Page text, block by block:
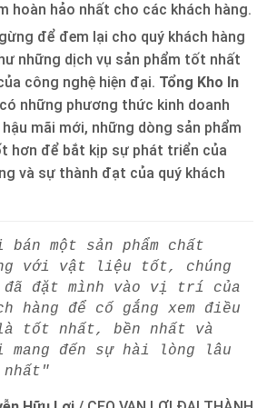
hoàn hảo nhất cho các khách hàng.
để đem lại cho quý khách hàng
những dịch vụ sản phẩm tốt nhất
công nghệ hiện đại. Tổng Kho In
những phương thức kinh doanh
mãi mới, những dòng sản phẩm
hơn để bắt kịp sự phát triển của
và sự thành đạt của quý khách
bán một sản phẩm chất
với vật liệu tốt, chúng
đặt mình vào vị trí của
hàng để cố gắng xem điều
tốt nhất, bền nhất và
mang đến sự hài lòng lâu